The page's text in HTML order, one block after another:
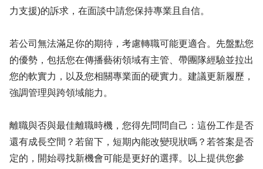
力支援)的訴求，在面談中請您保持專業且自信。
若公司無法滿足你的期待，考慮轉職可能更適合。先盤點您
的優勢，包括您在傳播藝術領域有主管、帶團隊經驗並拉出
您的軟實力，以及您相關專業面的硬實力。建議更新履歷，
強調管理與跨領域能力。
離職與否與最佳離職時機，您得先問問自己：這份工作是否
還有成長空間？若留下，短期內能改變現狀嗎？若答案是否
定的，開始尋找新機會可能是更好的選擇。以上提供您參